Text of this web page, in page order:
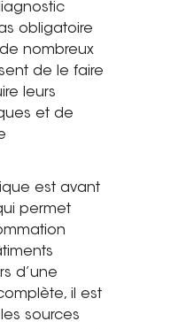
obligatoire
nombreux
de le faire
leurs
et de
est avant
permet
d’une
il est
sources